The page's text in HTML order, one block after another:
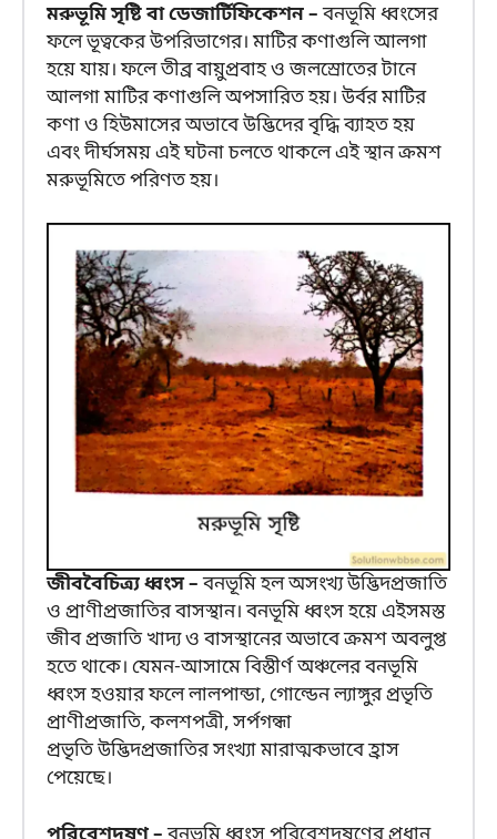
মরুভূমি সৃষ্টি বা ডেজার্টিফিকেশন –বনভূমি ধ্বংসের
ফলে ভূত্বকের উপরিভাগের। মাটির কণাগুলি আলগা
হয়ে যায়। ফলে তীব্র বায়ুপ্রবাহ ও জলস্রোতের টানে
আলগা মাটির কণাগুলি অপসারিত হয়। উর্বর মাটির
কণা ও হিউমাসের অভাবে উদ্ভিদের বৃদ্ধি ব্যাহত হয়
এবং দীর্ঘসময় এই ঘটনা চলতে থাকলে এই স্থান ক্রমশ
মরুভূমিতে পরিণত হয়।
জীববৈচিত্র্য ধ্বংস –বনভূমি হল অসংখ্য উদ্ভিদপ্রজাতি
ও প্রাণীপ্রজাতির বাসস্থান। বনভূমি ধ্বংস হয়ে এইসমস্ত
জীব প্রজাতি খাদ্য ও বাসস্থানের অভাবে ক্রমশ অবলুপ্ত
হতে থাকে। যেমন-আসামে বিস্তীর্ণ অঞ্চলের বনভূমি
ধ্বংস হওয়ার ফলে লালপান্ডা, গোল্ডেন ল্যাঙ্গুর প্রভৃতি
প্রাণীপ্রজাতি, কলশপত্রী, সর্পগন্ধা
প্রভৃতি উদ্ভিদপ্রজাতির সংখ্যা মারাত্মকভাবে হ্রাস
পেয়েছে।